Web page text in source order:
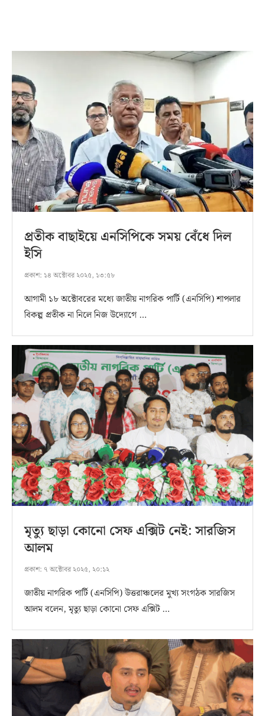
প্রতীক বাছাইয়ে এনসিপিকে সময় বেঁধে দিল
ইসি
প্রকাশ: ১৪ অক্টোবর ২০২৫, ১৩:৫৮
আগামী ১৮ অক্টোবরের মধ্যে জাতীয় নাগরিক পার্টি (এনসিপি) শাপলার
বিকল্প প্রতীক না নিলে নিজ উদ্যোগে …
মৃত্যু ছাড়া কোনো সেফ এক্সিট নেই: সারজিস
আলম
প্রকাশ: ৭ অক্টোবর ২০২৫, ২০:১২
জাতীয় নাগরিক পার্টি (এনসিপি) উত্তরাঞ্চলের মুখ্য সংগঠক সারজিস
আলম বলেন, মৃত্যু ছাড়া কোনো সেফ এক্সিট …